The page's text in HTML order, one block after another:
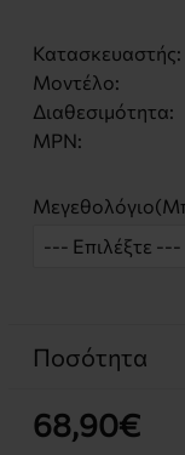
Κατασκευαστής:
Μοντέλο:
Διαθεσιμότητα:
MPN:
Ποσότητα
68,90€